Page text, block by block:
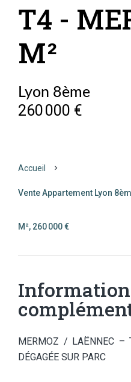
T4 -
M²
Lyon 8ème
260 000 €
Accueil
Vente Appartement Lyon
M², 260 000 €
MERMOZ / LAËNNEC –
DÉGAGÉE SUR PARC